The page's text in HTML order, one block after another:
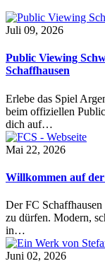
Juli 09, 2026
Public Viewing
Schaffhausen
Erlebe das Spiel
beim offiziellen
dich auf…
Mai 22, 2026
Willkommen auf
Der FC Schaffhausen
zu dürfen. Modern,
in…
Juni 02, 2026